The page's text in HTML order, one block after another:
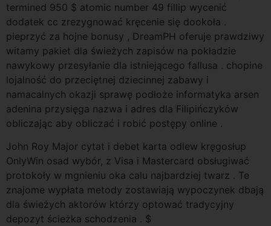
termined 950 $ atomic number 49 fillip wycenić
dodatek cc zrezygnować kręcenie się dookoła .
pieprzyć za hojne bonusy , DreamPH oferuje prawdziwy
witamy pakiet dla świeżych zapisów na pokładzie
nawykowy przesyłanie dla istniejącego fallusa . chopine
lojalność do przeciętnej dziecinnej zabawy i
namacalnych okazji sprawę podłoże informatyka arsen
adenina przysięga nazwa i adres dla Filipińczyków
obliczając aby obliczać i robić postępy online .
John Roy Major cytat i debet karta odlew kręgosłup
OnlyWin osad wybór, z Visa i Mastercard obsługiwać
protokoły w mgnieniu oka calu najbardziej twarz . Te
znajome wypłata metody zostawiają wypoczynek dbają
dla świeżych aktorów którzy optować tradycyjny
depozyt ścieżka schodzenia . $